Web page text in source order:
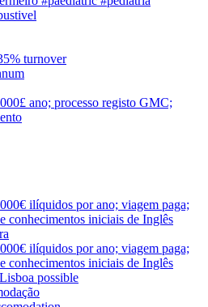
turnover
ano; processo registo GMC;
ilíquidos por ano; viagem paga;
conhecimentos iniciais de Inglês
ilíquidos por ano; viagem paga;
conhecimentos iniciais de Inglês
possible